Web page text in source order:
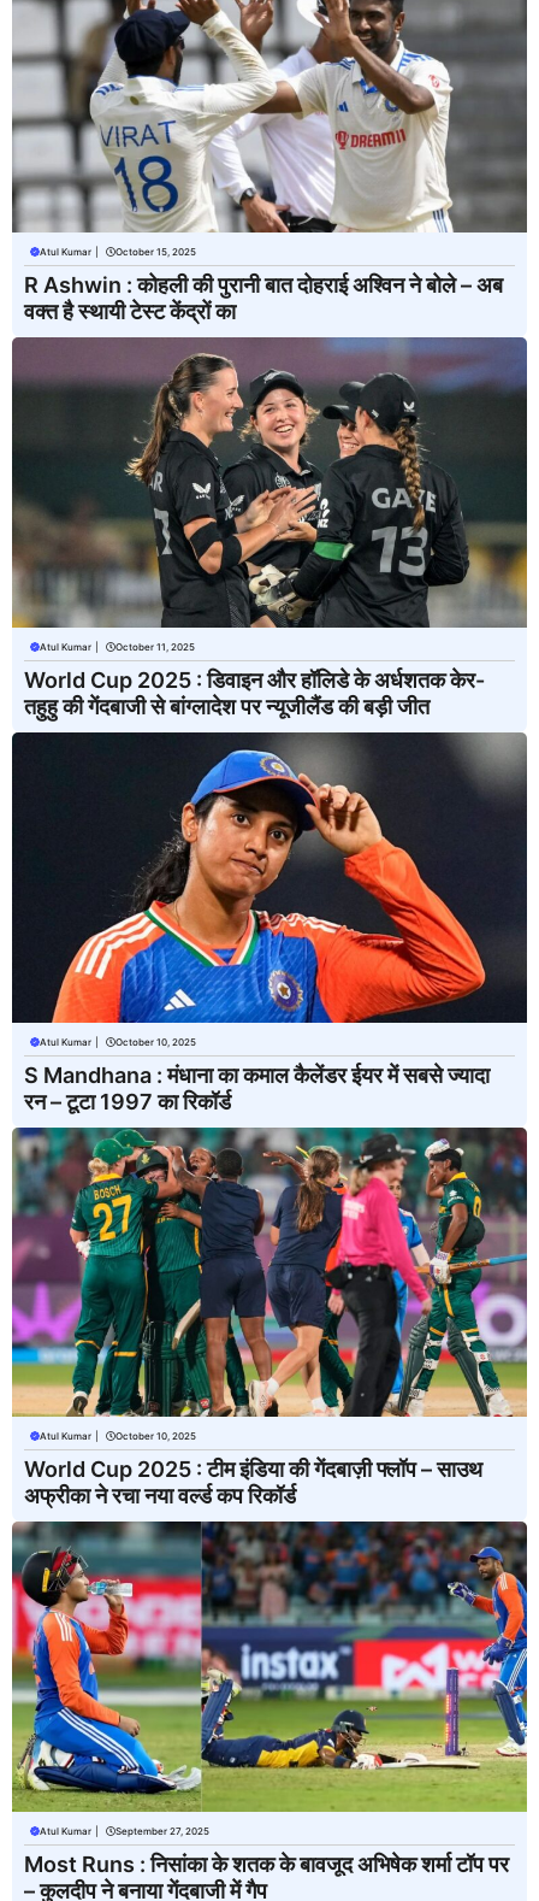
Atul Kumar October 15, 2025
R Ashwin : कोहली की पुरानी बात दोहराई अश्विन ने बोले – अब
वक्त है स्थायी टेस्ट केंद्रों का
Atul Kumar October 11, 2025
World Cup 2025 : डिवाइन और हॉलिडे के अर्धशतक केर-
तहुहु की गेंदबाजी से बांग्लादेश पर न्यूजीलैंड की बड़ी जीत
Atul Kumar October 10, 2025
S Mandhana : मंधाना का कमाल कैलेंडर ईयर में सबसे ज्यादा
रन – टूटा 1997 का रिकॉर्ड
Atul Kumar October 10, 2025
World Cup 2025 : टीम इंडिया की गेंदबाज़ी फ्लॉप – साउथ
अफ्रीका ने रचा नया वर्ल्ड कप रिकॉर्ड
Atul Kumar September 27, 2025
Most Runs : निसांका के शतक के बावजूद अभिषेक शर्मा टॉप पर
– कुलदीप ने बनाया गेंदबाजी में गैप